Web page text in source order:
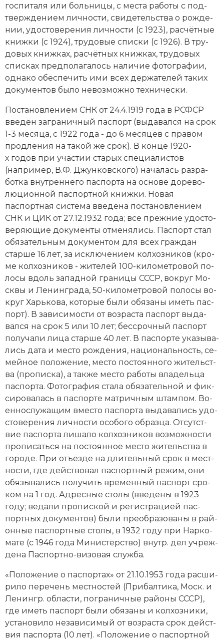
гос­пи­та­ля или боль­ни­цы, с мес­та ра­бо­ты с под­
твер­жде­ни­ем лич­но­сти, сви­де­тель­ст­ва о ро­ж­де­
нии, удо­сто­ве­ре­ния лич­но­сти (с 1923), рас­чёт­ные
книж­ки (с 1924), тру­до­вые спи­ски (с 1926). В тру­
до­вых книж­ках, рас­чёт­ных книж­ках, тру­до­вых
спи­сках пред­по­ла­га­лось на­ли­чие фо­то­гра­фии,
од­на­ко обес­пе­чить ими всех дер­жа­те­лей та­ких
до­ку­мен­тов бы­ло не­воз­мож­но тех­ни­че­ски.
По­ста­нов­ле­ни­ем СНК от 24.4.1919 года в РСФСР
вве­дён за­гра­нич­ный пас­порт (вы­да­вал­ся на срок
1-3 месяца, с 1922 года - до 6 месяцев с пра­вом
про­дле­ния на та­кой же срок). В конце 1920-
х годов при уча­стии ста­рых спе­циа­ли­стов
(например, В.Ф. Джун­ков­ско­го) на­ча­лась раз­ра­
бот­ка внутреннего пас­пор­та на ос­но­ве до­ре­во­
люционной пас­порт­ной книж­ки. Но­вая
паспортная система вве­де­на по­ста­нов­ле­ни­ем
СНК и ЦИК от 27.12.1932 года; все преж­ние удо­сто­
ве­ряю­щие до­ку­мен­ты от­ме­ня­лись. Пас­порт стал
обя­зательным до­ку­мен­том для всех гра­ж­дан
стар­ше 16 лет, за ис­клю­че­ни­ем кол­хоз­ни­ков (кро­
ме кол­хоз­ни­ков - жи­те­лей 100-ки­ло­мет­ро­вой по­
ло­сы вдоль западной гра­ни­цы СССР, во­круг Мо­
ск­вы и Ле­нин­гра­да, 50-ки­ло­мет­ро­вой по­ло­сы во­
круг Харь­ко­ва, ко­то­рые бы­ли обя­за­ны иметь пас­
порт). В за­ви­си­мо­сти от воз­рас­та пас­порт вы­да­
вал­ся на срок 5 или 10 лет; бес­сроч­ный пас­порт
по­лу­ча­ли ли­ца стар­ше 40 лет. В пас­пор­те ука­зы­ва­
лись да­та и ме­сто ро­ж­де­ния, на­цио­наль­ность, се­
мей­ное по­ло­же­ние, ме­сто по­сто­ян­но­го жи­тель­ст­
ва (про­пис­ка), а так­же ме­сто ра­бо­ты вла­дель­ца
пас­пор­та. Фо­то­гра­фия ста­ла обя­за­тель­ной и фик­
си­ро­ва­лась в пас­пор­те мат­рич­ным штам­пом. Во­
ен­но­слу­жа­щим вме­сто пас­пор­та вы­да­ва­лись удо­
сто­ве­ре­ния лич­но­сти осо­бо­го об­раз­ца. От­сут­ст­
вие пас­пор­та ли­ша­ло кол­хоз­ни­ков воз­мож­но­сти
про­пи­сать­ся на по­сто­ян­ное ме­сто жи­тель­ст­ва в
го­ро­де. При отъ­ез­де на дли­тель­ный срок в ме­ст­
но­сти, где дей­ст­во­вал пас­порт­ный ре­жим, они
обя­зы­ва­лись по­лу­чить временный пас­порт сро­
ком на 1 год. Ад­рес­ные сто­лы (вве­де­ны в 1923
году; ве­да­ли про­пис­кой и ре­ги­ст­ра­ци­ей пас­
порт­ных до­ку­мен­тов) бы­ли пре­об­ра­зо­ва­ны в рай­
он­ные пас­порт­ные сто­лы, в 1932 году при Нар­ко­
ма­те (с 1946 года Ми­ни­стер­ст­во) внутр. дел уч­ре­ж­
де­на Пас­порт­но-ви­зо­вая служ­ба.
«По­ло­же­ние о пас­пор­тах» от 21.10.1953 года рас­ши­
ри­ло пе­ре­чень ме­ст­но­стей (При­бал­ти­ка, Моск. и
Ле­нингр. об­лас­ти, по­гра­нич­ные рай­оны СССР),
где иметь пас­порт бы­ли обя­за­ны и кол­хоз­ни­ки,
ус­та­но­ви­ло не­за­ви­си­мый от воз­рас­та срок дей­ст­
вия пас­пор­та (10 лет). «По­ло­же­ние о пас­порт­ной